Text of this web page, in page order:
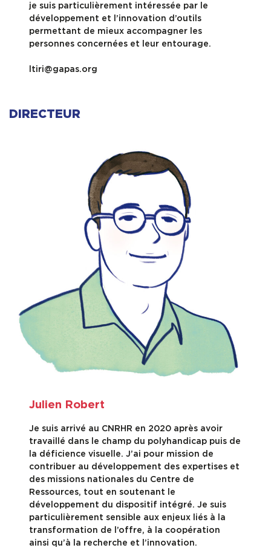
je suis particulièrement intéressée par le
développement et l’innovation d’outils
permettant de mieux accompagner les
personnes concernées et leur entourage.
ltiri@gapas.org
DIRECTEUR
Julien Robert
Je suis arrivé au CNRHR en 2020 après avoir
travaillé dans le champ du polyhandicap puis de
la déficience visuelle. J’ai pour mission de
contribuer au développement des expertises et
des missions nationales du Centre de
Ressources, tout en soutenant le
développement du dispositif intégré. Je suis
particulièrement sensible aux enjeux liés à la
transformation de l’offre, à la coopération
ainsi qu’à la recherche et l’innovation.